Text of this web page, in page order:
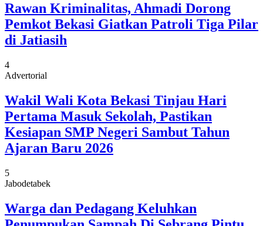
Rawan Kriminalitas, Ahmadi Dorong
Pemkot Bekasi Giatkan Patroli Tiga Pilar
di Jatiasih
4
Advertorial
Wakil Wali Kota Bekasi Tinjau Hari
Pertama Masuk Sekolah, Pastikan
Kesiapan SMP Negeri Sambut Tahun
Ajaran Baru 2026
5
Jabodetabek
Warga dan Pedagang Keluhkan